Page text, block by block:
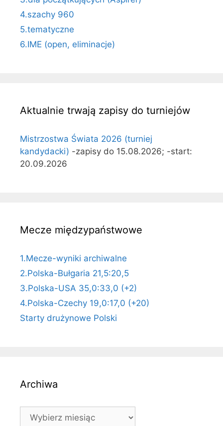
4.szachy 960
5.tematyczne
6.IME (open, eliminacje)
Aktualnie trwają zapisy do turniejów
Mistrzostwa Świata 2026 (turniej
kandydacki) -zapisy do 15.08.2026; -start:
20.09.2026
Mecze międzypaństwowe
1.Mecze-wyniki archiwalne
2.Polska-Bułgaria 21,5:20,5
3.Polska-USA 35,0:33,0 (+2)
4.Polska-Czechy 19,0:17,0 (+20)
Starty drużynowe Polski
Archiwa
Archiwa